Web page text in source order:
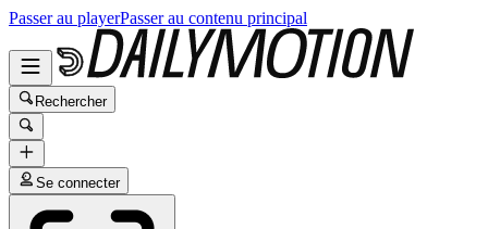
Passer au playerPasser au contenu principal
Rechercher
Se connecter